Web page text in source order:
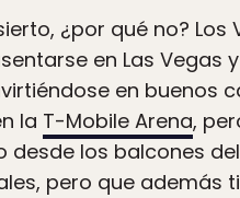
¿por qué no?
en Las
en buenos
la T-Mobile Arena,
desde los balcones
pero que además